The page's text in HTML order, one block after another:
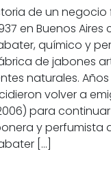
de un negocio
en Buenos
químico y
de jabones
naturales.
volver a
para
y perfumista
[…]